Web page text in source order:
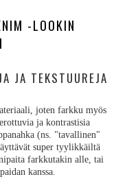
-LOOKIN
JA TEKSTUUREJA
joten farkku myös
ja kontrastisia
(ns. "tavallinen"
super tyylikkäiltä
farkkutakin alle, tai
kanssa.